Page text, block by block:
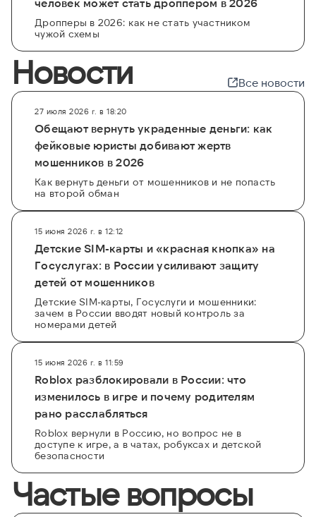
Дропперы в 2026: как не стать участником
чужой схемы
Новости Все новости
27 июля 2026 г. в 18:20
Обещают вернуть украденные деньги: как
фейковые юристы добивают жертв
мошенников в 2026
Как вернуть деньги от мошенников и не попасть
на второй обман
15 июня 2026 г. в 12:12
Детские SIM-карты и «красная кнопка» на
Госуслугах: в России усиливают защиту
детей от мошенников
Детские SIM-карты, Госуслуги и мошенники:
зачем в России вводят новый контроль за
номерами детей
15 июня 2026 г. в 11:59
Roblox разблокировали в России: что
изменилось в игре и почему родителям
рано расслабляться
Roblox вернули в Россию, но вопрос не в
доступе к игре, а в чатах, робуксах и детской
безопасности
Частые вопросы